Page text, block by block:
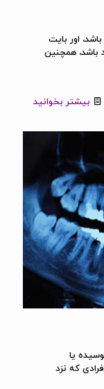
اور بایت
باشد، همچنین
بیشتر بخوانید
یا
که نزد